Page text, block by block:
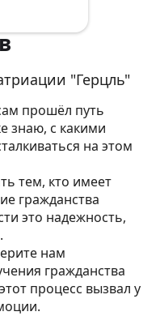
"Герцль"
прошёл путь
знаю, с какими
на этом
тем, кто имеет
гражданства
это надежность,
нам
гражданства
процесс вызвал у